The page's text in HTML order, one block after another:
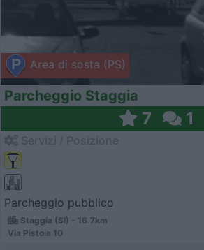
Area di sosta (PS)
Parcheggio Staggia
7 1
Parcheggio pubblico
Staggia (SI) - 16.7km
Via Pistoia 10